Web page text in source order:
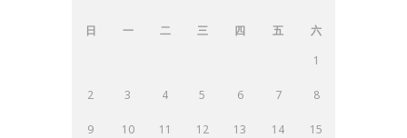
日 一 二 三 四 五
六
1
2 3 4 5 6 7 8
9 10 11 12 13 14 15